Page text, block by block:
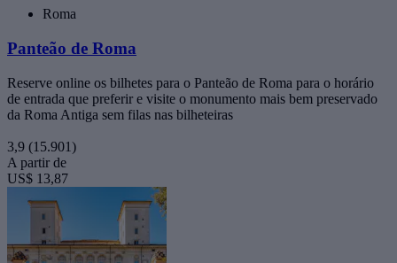
Roma
Panteão de Roma
Reserve online os bilhetes para o Panteão de Roma para o horário
de entrada que preferir e visite o monumento mais bem preservado
da Roma Antiga sem filas nas bilheteiras
3,9 (15.901)
A partir de
US$ 13,87